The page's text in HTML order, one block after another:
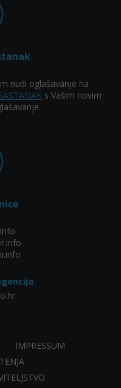
nudi oglašavanje na
s Vašim novim
IMPRESSUM